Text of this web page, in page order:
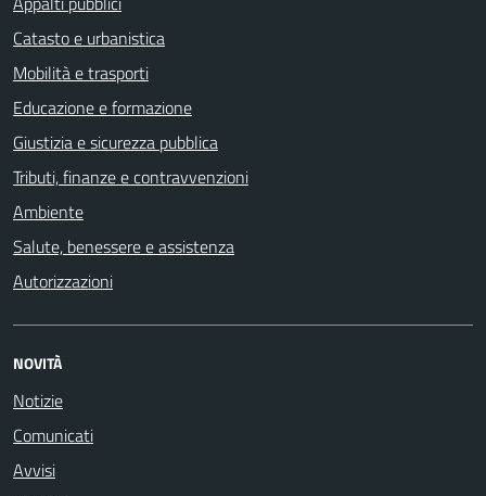
Catasto e urbanistica
Mobilità e trasporti
Educazione e formazione
Giustizia e sicurezza pubblica
Tributi, finanze e contravvenzioni
Ambiente
Salute, benessere e assistenza
Autorizzazioni
NOVITÀ
Notizie
Comunicati
Avvisi